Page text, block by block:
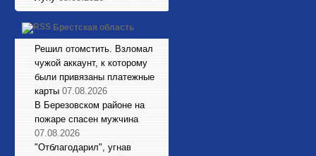
Брестская область
Решил отомстить. Взломал
чужой аккаунт, к которому
были привязаны платежные
карты 07.08.2026
В Березовском районе на
пожаре спасен мужчина
07.08.2026
"Отблагодарил", угнав